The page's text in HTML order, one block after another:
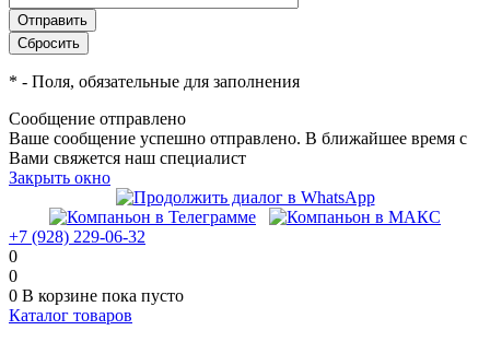
* - Поля, обязательные для заполнения
Сообщение отправлено
Ваше сообщение успешно отправлено. В ближайшее время с
Вами свяжется наш специалист
Закрыть окно
+7 (928) 229-06-32
0
0
0 В корзине пока пусто
Каталог товаров